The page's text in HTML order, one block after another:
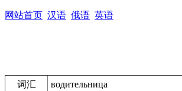
网站首页 汉语 俄语 英语
词汇 водительница